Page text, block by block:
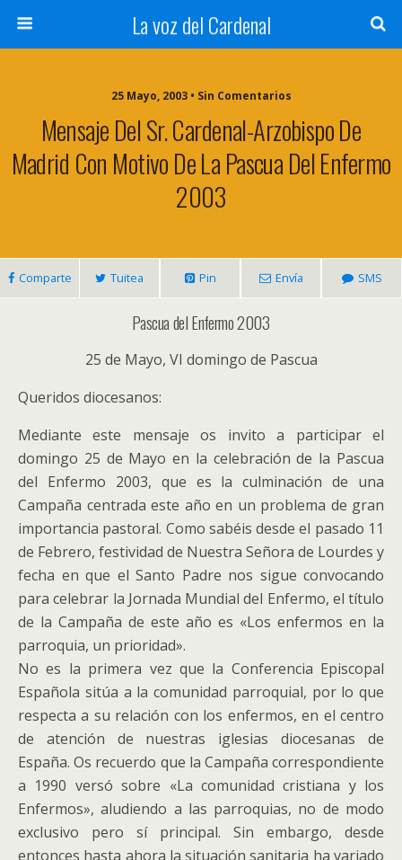
La voz del Cardenal
25 Mayo, 2003 • Sin Comentarios
Mensaje Del Sr. Cardenal-Arzobispo De
Madrid Con Motivo De La Pascua Del Enfermo
2003
Comparte Tuitea Pin Envía SMS
Pascua del Enfermo 2003
25 de Mayo, VI domingo de Pascua
Queridos diocesanos:
Mediante este mensaje os invito a participar el
domingo 25 de Mayo en la celebración de la Pascua
del Enfermo 2003, que es la culminación de una
Campaña centrada este año en un problema de gran
importancia pastoral. Como sabéis desde el pasado 11
de Febrero, festividad de Nuestra Señora de Lourdes y
fecha en que el Santo Padre nos sigue convocando
para celebrar la Jornada Mundial del Enfermo, el título
de la Campaña de este año es «Los enfermos en la
parroquia, un prioridad».
No es la primera vez que la Conferencia Episcopal
Española sitúa a la comunidad parroquial, por lo que
respecta a su relación con los enfermos, en el centro
de atención de nuestras iglesias diocesanas de
España. Os recuerdo que la Campaña correspondiente
a 1990 versó sobre «La comunidad cristiana y los
Enfermos», aludiendo a las parroquias, no de modo
exclusivo pero sí principal. Sin embargo, desde
entonces hasta ahora la situación sanitaria ha variado